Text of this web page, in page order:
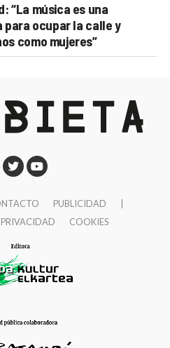
“La música es una
para ocupar la calle y
como mujeres”
PUBLICIDAD
PRIVACIDAD COOKIES